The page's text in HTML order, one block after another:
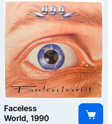
Faceless
World, 1990